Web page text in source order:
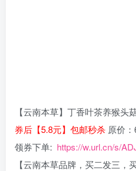
【云南本草】丁香叶茶养猴头
券后【5.8元】包邮秒杀 原价
领券下单: https://w.url.cn/s/
【云南本草品牌，买二发三